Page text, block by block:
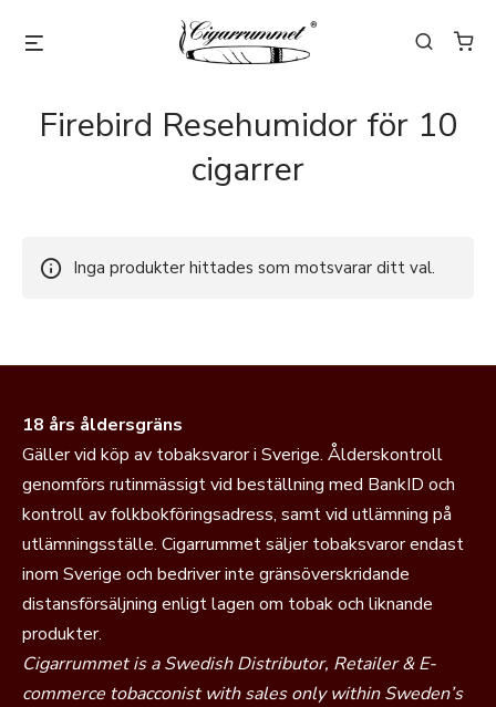
Firebird Resehumidor för 10
cigarrer
Inga produkter hittades som motsvarar ditt val.
18 års åldersgräns
Gäller vid köp av tobaksvaror i Sverige. Ålderskontroll
genomförs rutinmässigt vid beställning med BankID och
kontroll av folkbokföringsadress, samt vid utlämning på
utlämningsställe. Cigarrummet säljer tobaksvaror endast
inom Sverige och bedriver inte gränsöverskridande
distansförsäljning enligt lagen om tobak och liknande
produkter.
Cigarrummet is a Swedish Distributor, Retailer & E-
commerce tobacconist with sales only within Sweden’s